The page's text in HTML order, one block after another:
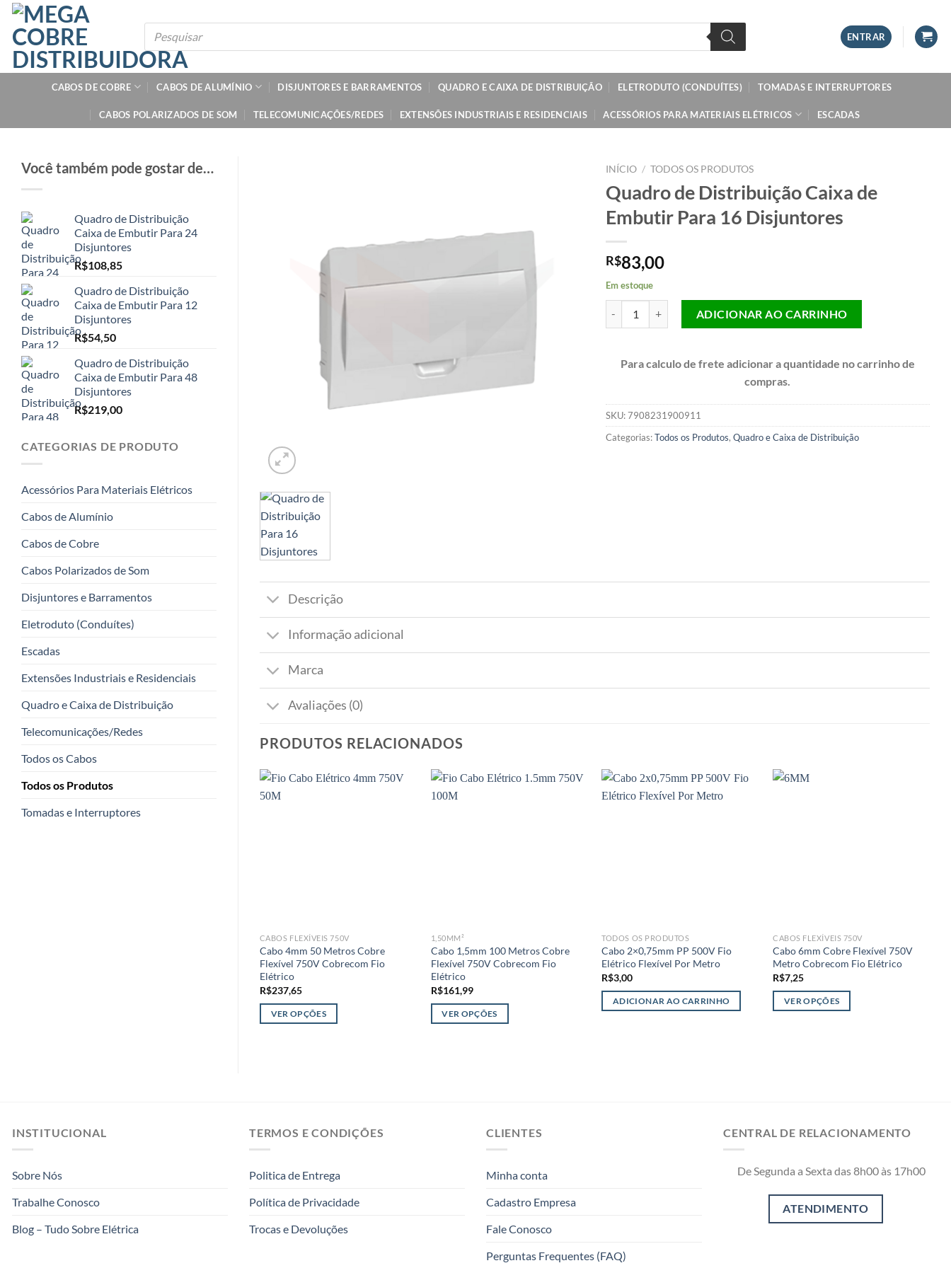
Skip
content
Pesquisar
produtos
ENTRAR
CABOS DE COBRE CABOS DE ALUMÍNIO DISJUNTORES E BARRAMENTOS QUADRO E CAIXA DE DISTRIBUIÇÃO ELETRODUTO (CONDUÍTES) TOMADAS E INTERRUPTORES
CABOS POLARIZADOS DE SOM TELECOMUNICAÇÕES/REDES EXTENSÕES INDUSTRIAIS E RESIDENCIAIS ACESSÓRIOS PARA MATERIAIS ELÉTRICOS ESCADAS
Você também pode gostar de…
Quadro de Distribuição
Caixa de Embutir Para 24
Disjuntores
R$108,85
Quadro de Distribuição
Caixa de Embutir Para 12
Disjuntores
R$54,50
Quadro de Distribuição
Caixa de Embutir Para 48
Disjuntores
R$219,00
CATEGORIAS DE PRODUTO
Acessórios Para Materiais Elétricos
Cabos de Alumínio
Cabos de Cobre
Cabos Polarizados de Som
Disjuntores e Barramentos
Eletroduto (Conduítes)
Escadas
Extensões Industriais e Residenciais
Quadro e Caixa de Distribuição
Telecomunicações/Redes
Todos os Cabos
Todos os Produtos
Tomadas e Interruptores
INÍCIO / TODOS OS PRODUTOS
Quadro de Distribuição Caixa de
Embutir Para 16 Disjuntores
R$83,00
Em estoque
ADICIONAR AO CARRINHO
Para calculo de frete adicionar a quantidade no carrinho de
compras.
SKU:7908231900911
Categorias:Todos os Produtos, Quadro e Caixa de Distribuição
Descrição
Informação adicional
Marca
Avaliações (0)
PRODUTOS RELACIONADOS
CABOS FLEXÍVEIS 750V
Cabo 4mm 50 Metros Cobre
Flexível 750V Cobrecom Fio
Elétrico
R$237,65
VER OPÇÕES
opções
escolhidas
página
do
1,50MM²
Cabo 1,5mm 100 Metros Cobre
Flexível 750V Cobrecom Fio
Elétrico
R$161,99
VER OPÇÕES
TODOS OS PRODUTOS
Cabo 2×0,75mm PP 500V Fio
Elétrico Flexível Por Metro
R$3,00
ADICIONAR AO CARRINHO
CABOS FLEXÍVEIS 750V
Cabo 6mm Cobre Flexível 750V
Metro Cobrecom Fio Elétrico
R$7,25
VER OPÇÕES
podem
escolhidas
página
do
INSTITUCIONAL
Sobre Nós
Trabalhe Conosco
Blog – Tudo Sobre Elétrica
TERMOS E CONDIÇÕES
Politica de Entrega
Política de Privacidade
Trocas e Devoluções
CLIENTES
Minha conta
Cadastro Empresa
Fale Conosco
Perguntas Frequentes (FAQ)
CENTRAL DE RELACIONAMENTO
De Segunda a Sexta das 8h00 às 17h00